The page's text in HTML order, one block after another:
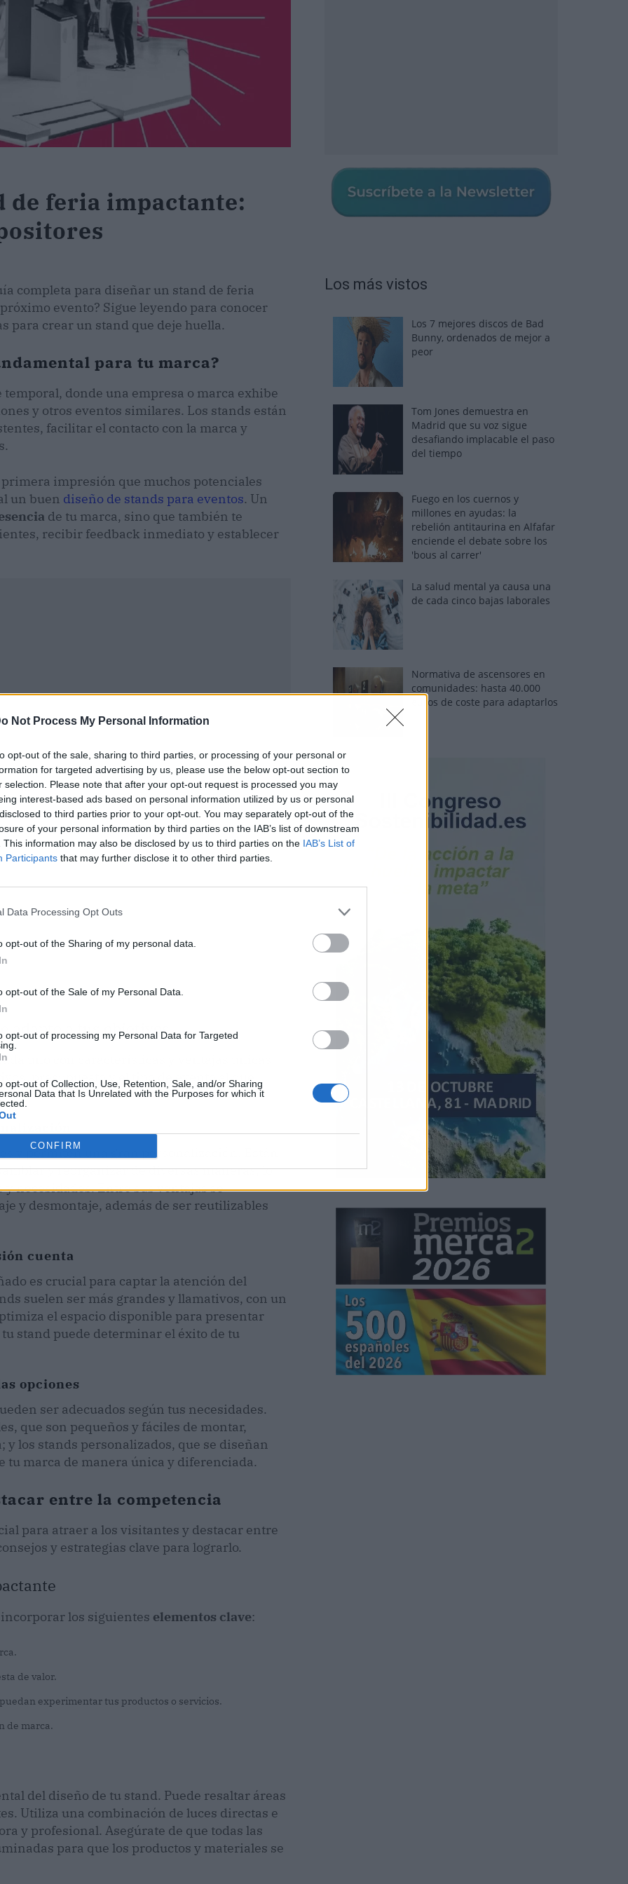
Not Process My Personal Information
opt-out of the sale, sharing to third parties, or processing of your personal or
for targeted advertising by us, please use the below opt-out section to
selection. Please note that after your opt-out request is processed you may
interest-based ads based on personal information utilized by us or personal
to third parties prior to your opt-out. You may separately opt-out of the
of your personal information by third parties on the IAB’s list of downstream
This information may also be disclosed by us to third parties on the IAB’s List of
Participants that may further disclose it to other third parties.
Data Processing Opt Outs
opt-out of the Sharing of my personal data.
opt-out of the Sale of my Personal Data.
opt-out of processing my Personal Data for Targeted
opt-out of Collection, Use, Retention, Sale, and/or Sharing
Data that Is Unrelated with the Purposes for which it
CONFIRM
de feria impactante:
completa para diseñar un stand de feria
evento? Sigue leyendo para conocer
para crear un stand que deje huella.
para tu marca?
donde una empresa o marca exhibe
y otros eventos similares. Los stands están
facilitar el contacto con la marca y
impresión que muchos potenciales
un buen diseño de stands para eventos. Un
de tu marca, sino que también te
recibir feedback inmediato y establecer
adapte a tus objetivos
uno con características y ventajas únicas.
presupuesto y el tipo de evento al que
y permiten una gran personalización. Están
y reorganizar de diversas maneras, lo
necesidades. Entre sus ventajas se
y desmontaje, además de ser reutilizables
cuenta
es crucial para captar la atención del
suelen ser más grandes y llamativos, con un
el espacio disponible para presentar
stand puede determinar el éxito de tu
opciones
ser adecuados según tus necesidades.
que son pequeños y fáciles de montar,
los stands personalizados, que se diseñan
marca de manera única y diferenciada.
entre la competencia
para atraer a los visitantes y destacar entre
y estrategias clave para lograrlo.
los siguientes elementos clave:
de valor.
experimentar tus productos o servicios.
de marca.
del diseño de tu stand. Puede resaltar áreas
Utiliza una combinación de luces directas e
y profesional. Asegúrate de que todas las
para que los productos y materiales se
Los más vistos
Los 7 mejores discos de Bad
Bunny, ordenados de mejor a
peor
Tom Jones demuestra en
Madrid que su voz sigue
desafiando implacable el paso
del tiempo
Fuego en los cuernos y
millones en ayudas: la
rebelión antitaurina en Alfafar
enciende el debate sobre los
'bous al carrer'
La salud mental ya causa una
de cada cinco bajas laborales
Normativa de ascensores en
comunidades: hasta 40.000
euros de coste para adaptarlos